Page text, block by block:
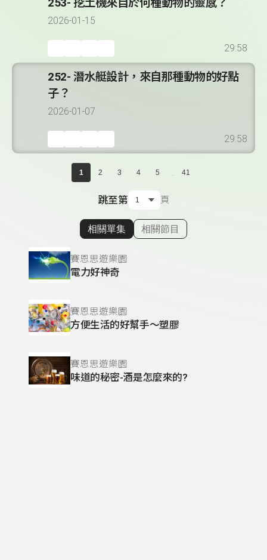
253- 挖土機來自於何種動物的靈感？
2026-01-15
29:58
252- 潛水艇設計，來自那種動物的好點
子？
2026-01-07
29:58
1 2 3 4 5 ... 41
跳至第 頁
顯示相關單集
相關單集 相關節目
賽恩思遊樂園
電力好神奇
賽恩思遊樂園
方便生活的好幫手～塑膠
賽恩思遊樂園
味道的秘密-酒是怎麼來的?